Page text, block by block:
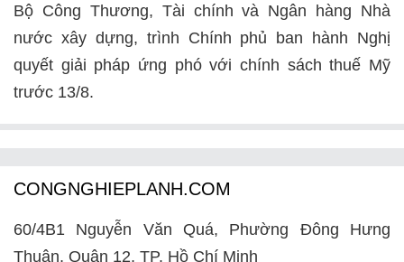
Bộ Công Thương, Tài chính và Ngân hàng Nhà
nước xây dựng, trình Chính phủ ban hành Nghị
quyết giải pháp ứng phó với chính sách thuế Mỹ
trước 13/8.
CONGNGHIEPLANH.COM
60/4B1 Nguyễn Văn Quá, Phường Đông Hưng
Thuận, Quận 12, TP. Hồ Chí Minh